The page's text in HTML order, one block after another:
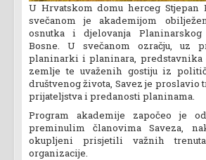
U Hrvatskom domu herceg Stjepan
svečanom je akademijom
osnutka i djelovanja Planinarskog
Bosne. U svečanom ozračju, uz
planinarki i planinara, predstavnika
zemlje te uvaženih gostiju iz
društvenog života, Savez je proslavio
prijateljstva i predanosti planinama.
Program akademije započeo je
preminulim članovima Saveza,
okupljeni prisjetili važnih
organizacije.